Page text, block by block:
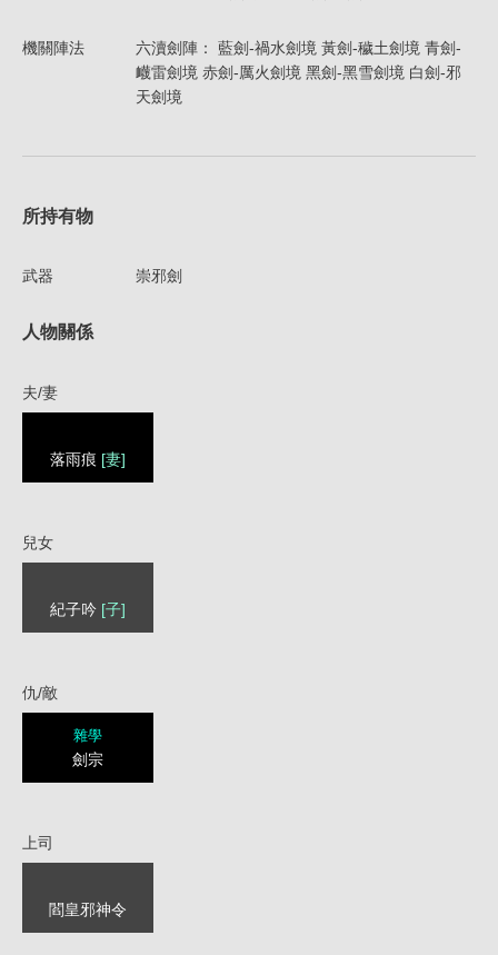
機關陣法
六瀆劍陣： 藍劍-禍水劍境 黃劍-穢土劍境 青劍-
衊雷劍境 赤劍-厲火劍境 黑劍-黑雪劍境 白劍-邪
天劍境
所持有物
武器 崇邪劍
人物關係
夫/妻
落雨痕 [妻]
兒女
紀子吟 [子]
仇/敵
雜學
劍宗
上司
閻皇邪神令